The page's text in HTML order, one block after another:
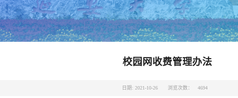
校园网收费管理办法
日期: 2021-10-26 浏览次数： 4694